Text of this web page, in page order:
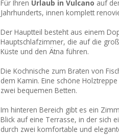
Für Ihren Urlaub in Vulcano auf
Jahrhunderts, innen komplett
Der Hauptteil besteht aus einem
Hauptschlafzimmer, die auf die
Küste und den Ätna führen.
Die Kochnische zum Braten von
dem Kamin. Eine schöne
zwei bequemen Betten.
Im hinteren Bereich gibt es ein
Blick auf eine Terrasse, in der sich
durch zwei komfortable und